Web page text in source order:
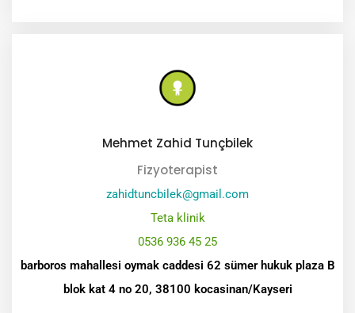
Mehmet Zahid Tunçbilek
Fizyoterapist
zahidtuncbilek@gmail.com
Teta klinik
0536 936 45 25
barboros mahallesi oymak caddesi 62 sümer hukuk plaza B
blok kat 4 no 20, 38100 kocasinan/Kayseri